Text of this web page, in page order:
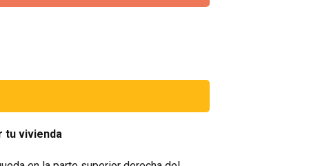
tu vivienda